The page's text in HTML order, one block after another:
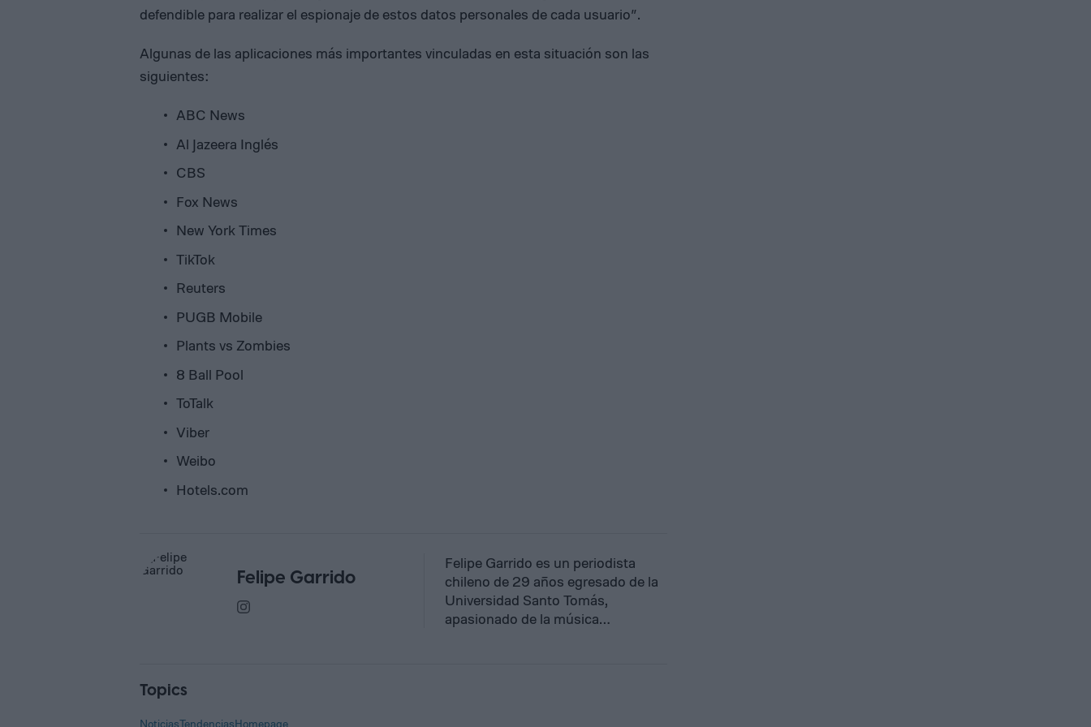
defendible para realizar el espionaje de estos datos personales de cada usuario”.
Algunas de las aplicaciones más importantes vinculadas en esta situación son las
siguientes:
ABC News
Al Jazeera Inglés
CBS
Fox News
New York Times
TikTok
Reuters
PUGB Mobile
Plants vs Zombies
8 Ball Pool
ToTalk
Viber
Weibo
Hotels.com
Felipe Garrido
Felipe Garrido es un periodista
chileno de 29 años egresado de la
Universidad Santo Tomás,
apasionado de la música…
Topics
NoticiasTendenciasHomepage